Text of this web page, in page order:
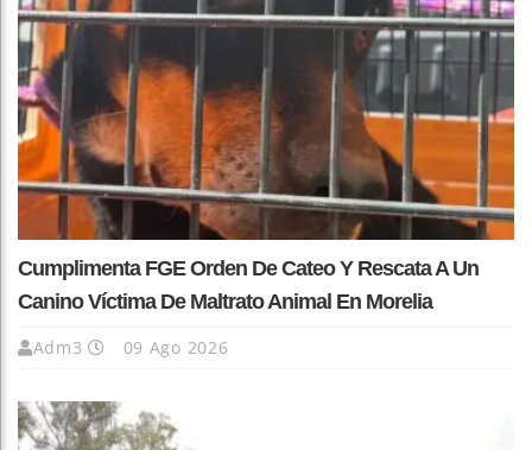
Cumplimenta FGE Orden De Cateo Y Rescata A Un
Canino Víctima De Maltrato Animal En Morelia
Adm3 09 Ago 2026